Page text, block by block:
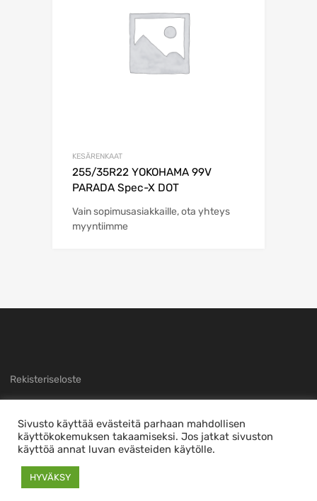
KESÄRENKAAT
255/35R22 YOKOHAMA 99V
PARADA Spec-X DOT
Vain sopimusasiakkaille, ota yhteys
myyntiimme
Rekisteriseloste
Copyright ©2026 Sivuston toteutti
Sivusto käyttää evästeitä parhaan mahdollisen
käyttökokemuksen takaamiseksi. Jos jatkat sivuston
käyttöä annat luvan evästeiden käytölle.
HYVÄKSY
This is a demo store for testing purposes — no orders shall be fulfilled.
Piilota tämä ilmoitus